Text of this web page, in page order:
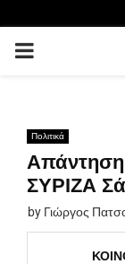
PRIMARY
Πολιτικά
ΣΥΡΙΖΑ
by Γιώργος